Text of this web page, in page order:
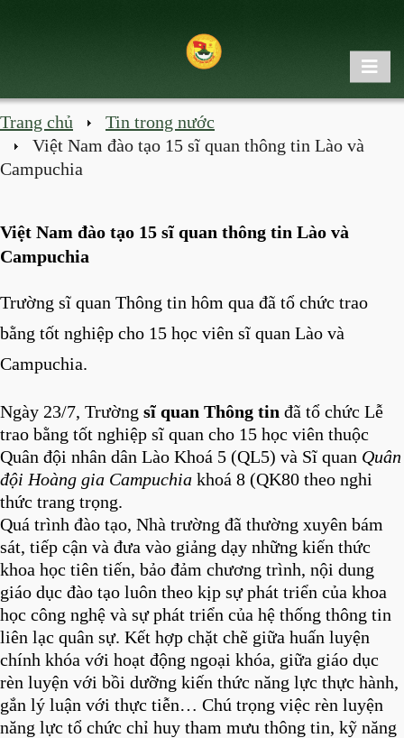
Trang chủ
Tin trong nước
Việt Nam đào tạo 15 sĩ quan thông tin Lào và
Campuchia
Việt Nam đào tạo 15 sĩ quan thông tin Lào và
Campuchia
Trường sĩ quan Thông tin hôm qua đã tổ chức trao
bằng tốt nghiệp cho 15 học viên sĩ quan Lào và
Campuchia.
Ngày 23/7, Trường sĩ quan Thông tin đã tổ chức Lễ
trao bằng tốt nghiệp sĩ quan cho 15 học viên thuộc
Quân đội nhân dân Lào Khoá 5 (QL5) và Sĩ quan Quân
đội Hoàng gia Campuchia khoá 8 (QK80 theo nghi
thức trang trọng.
Quá trình đào tạo, Nhà trường đã thường xuyên bám
sát, tiếp cận và đưa vào giảng dạy những kiến thức
khoa học tiên tiến, bảo đảm chương trình, nội dung
giáo dục đào tạo luôn theo kịp sự phát triển của khoa
học công nghệ và sự phát triển của hệ thống thông tin
liên lạc quân sự. Kết hợp chặt chẽ giữa huấn luyện
chính khóa với hoạt động ngoại khóa, giữa giáo dục
rèn luyện với bồi dưỡng kiến thức năng lực thực hành,
gắn lý luận với thực tiễn… Chú trọng việc rèn luyện
năng lực tổ chức chỉ huy tham mưu thông tin, kỹ năng